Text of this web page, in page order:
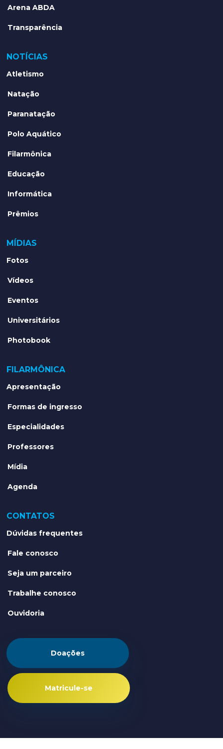
Arena ABDA
Transparência
NOTÍCIAS
Atletismo
Natação
Paranatação
Polo Aquático
Filarmônica
Educação
Informática
Prêmios
MÍDIAS
Fotos
Vídeos
Eventos
Universitários
Photobook
FILARMÔNICA
Apresentação
Formas de ingresso
Especialidades
Professores
Mídia
Agenda
CONTATOS
Dúvidas frequentes
Fale conosco
Seja um parceiro
Trabalhe conosco
Ouvidoria
Doações
Matricule-se